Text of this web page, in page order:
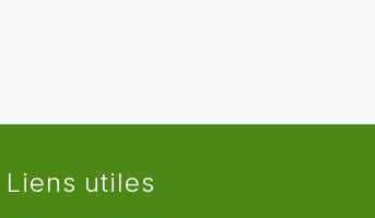
Liens utiles